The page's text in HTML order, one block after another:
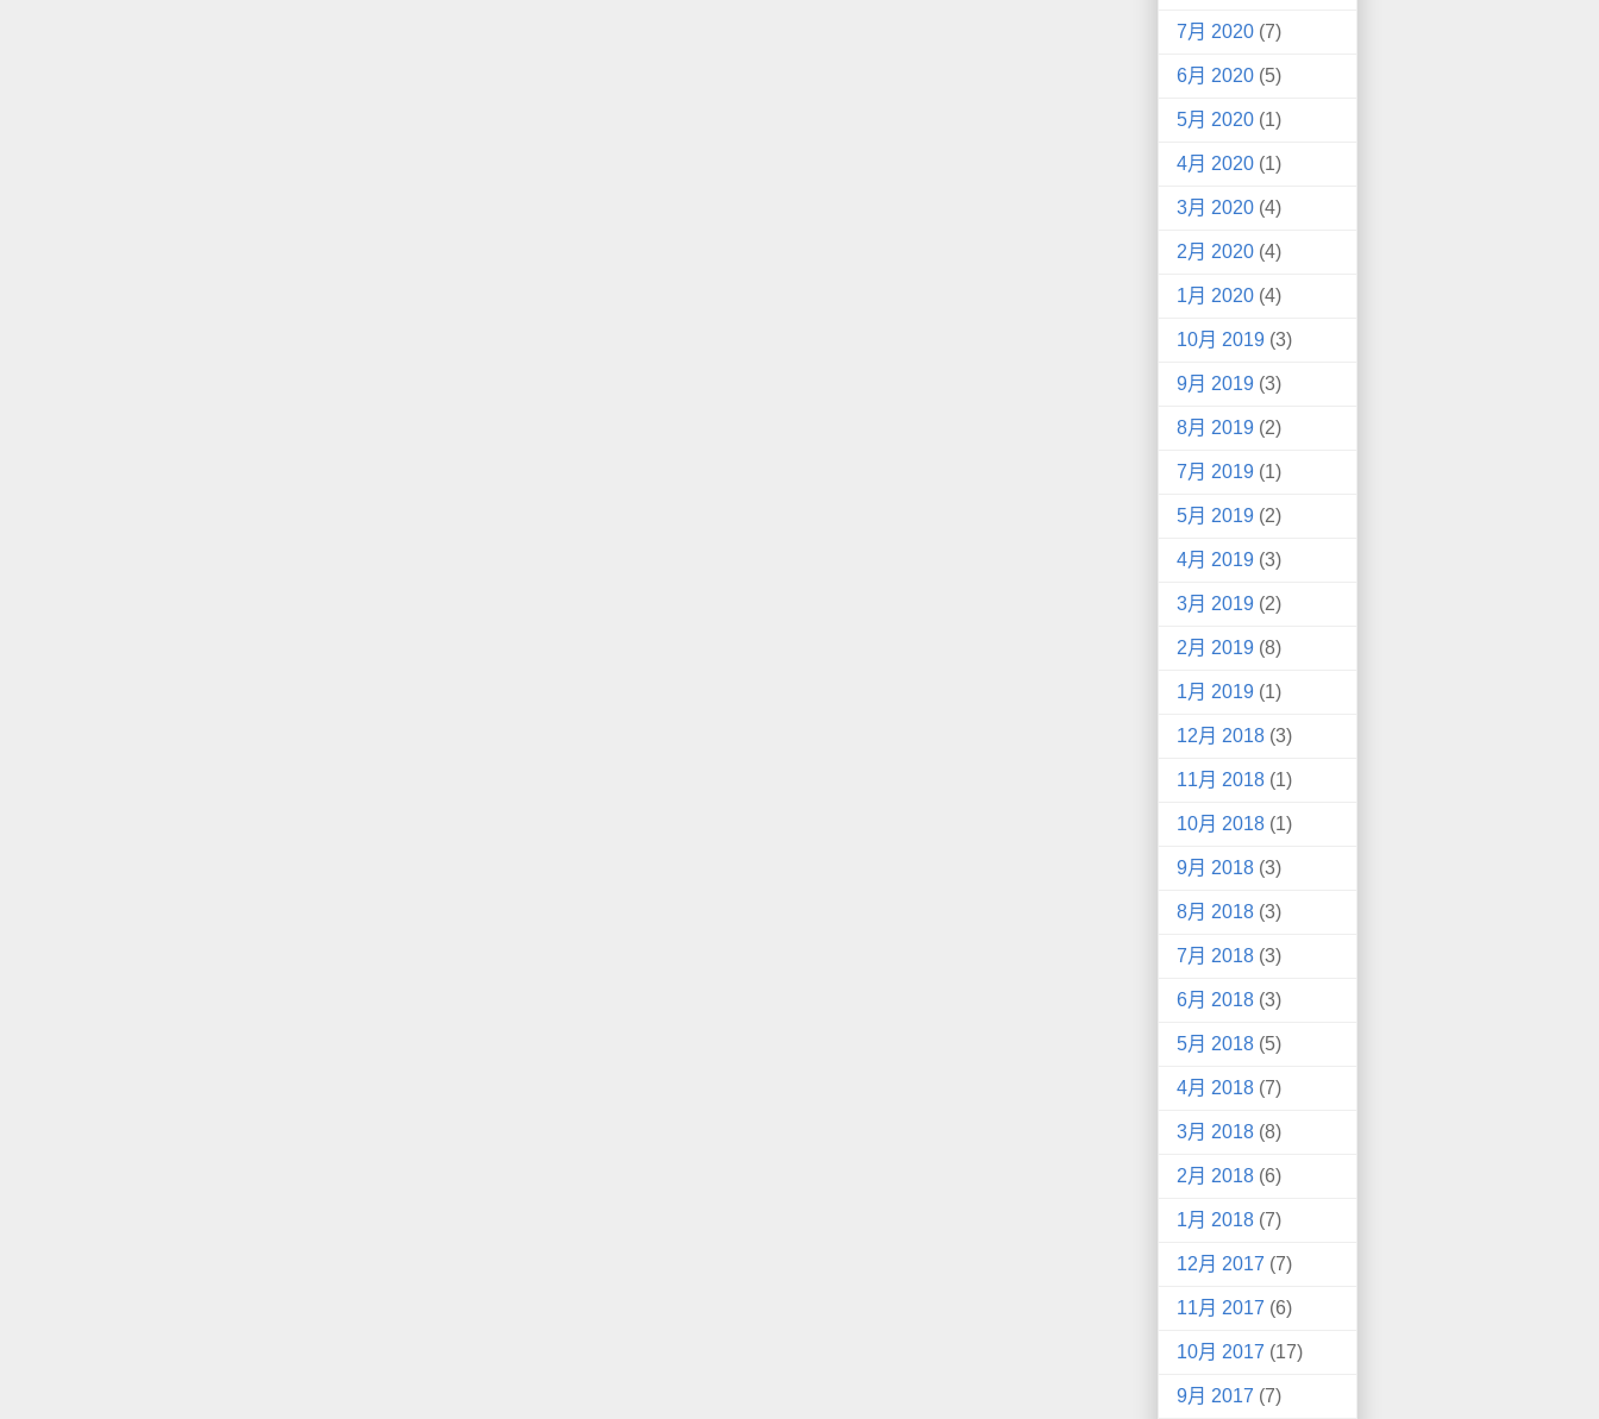
7月 2020 (7)
6月 2020 (5)
5月 2020 (1)
4月 2020 (1)
3月 2020 (4)
2月 2020 (4)
1月 2020 (4)
10月 2019 (3)
9月 2019 (3)
8月 2019 (2)
7月 2019 (1)
5月 2019 (2)
4月 2019 (3)
3月 2019 (2)
2月 2019 (8)
1月 2019 (1)
12月 2018 (3)
11月 2018 (1)
10月 2018 (1)
9月 2018 (3)
8月 2018 (3)
7月 2018 (3)
6月 2018 (3)
5月 2018 (5)
4月 2018 (7)
3月 2018 (8)
2月 2018 (6)
1月 2018 (7)
12月 2017 (7)
11月 2017 (6)
10月 2017 (17)
9月 2017 (7)